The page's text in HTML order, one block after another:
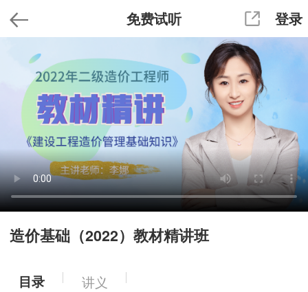
免费试听 登录
造价基础（2022）教材精讲班
目录 讲义